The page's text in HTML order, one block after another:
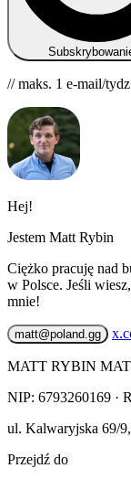
// maks. 1 e-mail/
Hej!
Jestem Matt Rybin
Ciężko pracuję nad
w Polsce. Jeśli
mnie!
matt@poland.gg
MATT RYBIN
NIP: 6793260169 ·
ul. Kalwaryjska 69/9,
Przejdź do